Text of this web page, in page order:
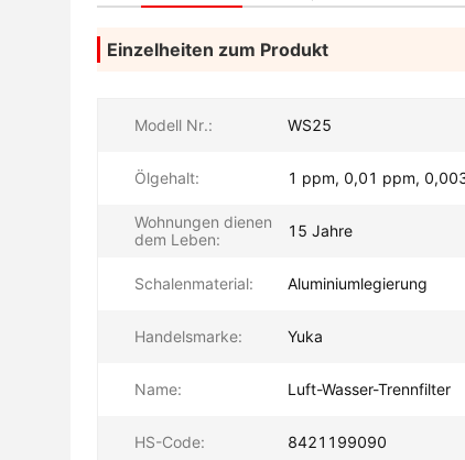
Einzelheiten zum Produkt
Modell Nr.: WS25
Ölgehalt: 1 ppm, 0,01 ppm,
Wohnungen dienen
dem Leben:
15 Jahre
Schalenmaterial: Aluminiumlegierung
Handelsmarke: Yuka
Name: Luft-Wasser-Trennfilter
HS-Code: 8421199090